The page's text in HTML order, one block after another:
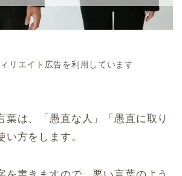
リエイト広告を利用しています
葉は、「愚直な人」「愚直に取り
方をします。